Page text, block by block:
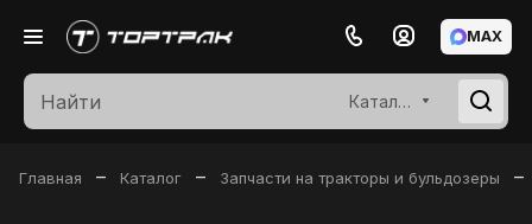
Каталог
MAX
Главная – Каталог – Запчасти на тракторы и бульдозеры –